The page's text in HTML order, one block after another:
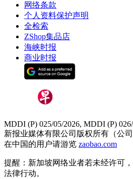
网络条款
个人资料保护声明
全检索
ZShop集品店
海峡时报
商业时报
MDDI (P) 025/05/2026, MDDI (P)
新报业媒体有限公司版权所有（公司
在中国的用户请游览 zaobao.com
提醒：新加坡网络业者若未经许可
法律行动。